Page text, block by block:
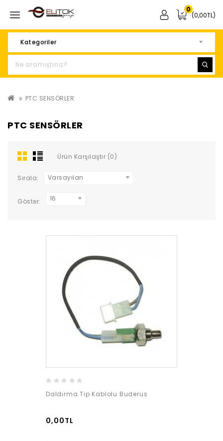
0
(0,00TL)
Kategoriler
PTC SENSÖRLER
PTC SENSÖRLER
Ürün Karşılaştır (0)
Sırala: Varsayılan
Göster: 16
Daldırma Tip Kablolu Buderus
0,00TL